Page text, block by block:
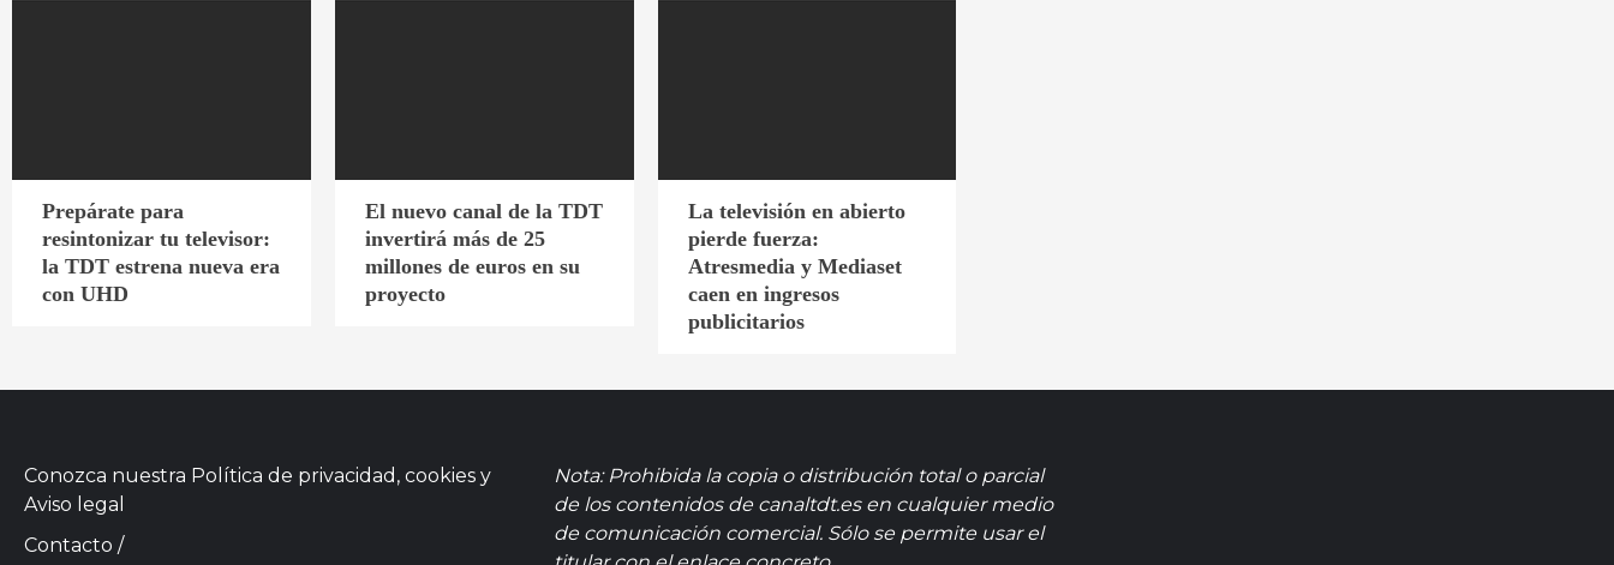
Prepárate para
resintonizar tu televisor:
la TDT estrena nueva era
con UHD
El nuevo canal de la TDT
invertirá más de 25
millones de euros en su
proyecto
La televisión en abierto
pierde fuerza:
Atresmedia y Mediaset
caen en ingresos
publicitarios
Conozca nuestra Política de privacidad, cookies y
Aviso legal
Contacto /
Nota: Prohibida la copia o distribución total o parcial
de los contenidos de canaltdt.es en cualquier medio
de comunicación comercial. Sólo se permite usar el